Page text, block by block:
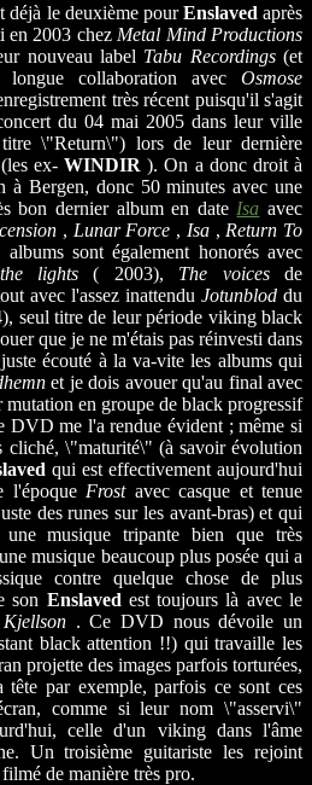
déjà le deuxième pourEnslaved après
en 2003 chez Metal Mind Productions
nouveau label Tabu Recordings(et
collaboration avecOsmose
très récent puisqu'il s'agit
du 04 mai 2005 dans leur ville
\"Return\") lors de leur dernière
(les ex- WINDIR ). On a donc droit à
à Bergen, donc 50 minutes avec une
bon dernier album en date Isa avec
, Lunar Force , Isa, Return To
albums sont également honorés avec
lights ( 2003), The voicesde
avec l'assez inattendu Jotunblod du
seul titre de leur période viking black
que je ne m'étais pas réinvesti dans
écouté à la va-vite les albums qui
et je dois avouer qu'au final avec
en groupe de black progressif
DVD me l'a rendue évident ; même si
cliché, \"maturité\" (à savoir évolution
qui est effectivement aujourd'hui
l'époque Frostavec casque et tenue
des runes sur les avant-bras) et qui
musique tripante bien que très
musique beaucoup plus posée qui a
contre quelque chose de plus
son Enslaved est toujours là avec le
. Ce DVD nous dévoile un
black attention !!) qui travaille les
projette des images parfois torturées,
par exemple, parfois ce sont ces
comme si leur nom \"asservi\"
celle d'un viking dans l'âme
Un troisième guitariste les rejoint
de manière très pro.